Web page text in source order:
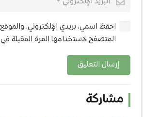
احفظ اسمي، بريدي الإلكتروني،
المتصفح لاستخدامها المرة المقبلة
إرسال التعليق
مشاركة